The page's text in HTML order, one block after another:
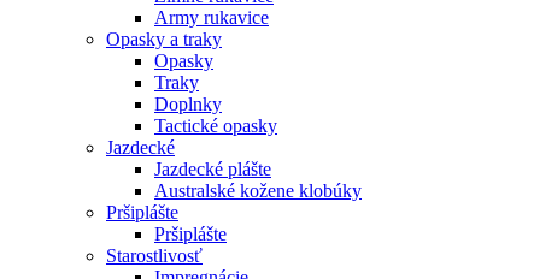
Army rukavice
Opasky a traky
Opasky
Traky
Doplnky
Tactické opasky
Jazdecké
Jazdecké plášte
Australské kožene klobúky
Pršiplášte
Pršiplášte
Starostlivosť